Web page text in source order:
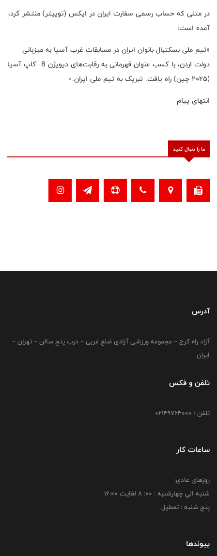
در متنی که حساب رسمی سفارت ایران در ایکس (توییتر) منتشر کرد،
آمده است:
«تیم ملی بسکتبال بانوان ایران در مسابقات غرب آسیا به میزبانی
دولت اردن، با کسب عنوان قهرمانی به رقابت‌های دیویژن B کاپ آسیا
(۲۰۲۵ چین) راه یافت. تبریک به تیم ملی ایران.»
انتهای پیام
ما را دنبال کنید
آدرس
آزاد راه کرج – مجموعه ورزشی آزادی ضلع غربی – درب پنج سالن – تهران –
ایران
تلفن و فکس
تلفن : 02149764000
ساعات کار
روزهای عادی:
شنبه الي چهارشنبه : 00: 8 لغايت 16:00
پنج شنبه : تعطیل
پیوندها